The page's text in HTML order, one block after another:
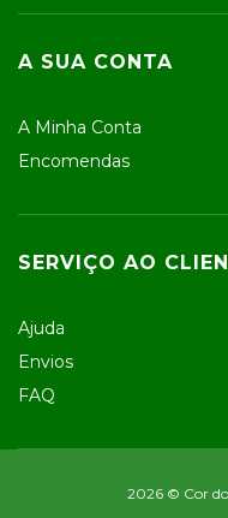
A SUA CONTA
A Minha Conta
Encomendas
SERVIÇO AO
Ajuda
Envios
FAQ
2026 © Cor